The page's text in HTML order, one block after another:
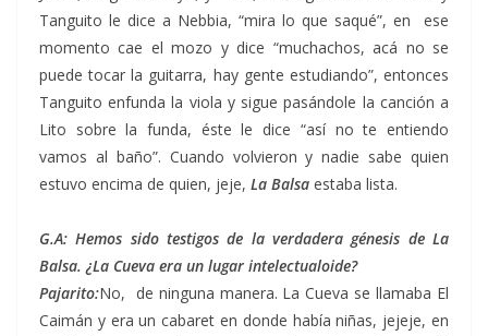
Tanguito le dice a Nebbia, “mira lo que saqué”, en ese
momento cae el mozo y dice “muchachos, acá no se
puede tocar la guitarra, hay gente estudiando”, entonces
Tanguito enfunda la viola y sigue pasándole la canción a
Lito sobre la funda, éste le dice “así no te entiendo
vamos al baño”. Cuando volvieron y nadie sabe quien
estuvo encima de quien, jeje, La Balsa estaba lista.
G.A: Hemos sido testigos de la verdadera génesis de La
Balsa. ¿La Cueva era un lugar intelectualoide?
Pajarito:No, de ninguna manera. La Cueva se llamaba El
Caimán y era un cabaret en donde había niñas, jejeje, en